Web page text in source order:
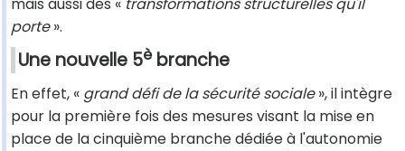
porte».
Une nouvelle 5èbranche
En effet, « grand défi de la sécurité sociale», il intègre
pour la première fois des mesures visant la mise en
place de la cinquième branche dédiée à l'autonomie